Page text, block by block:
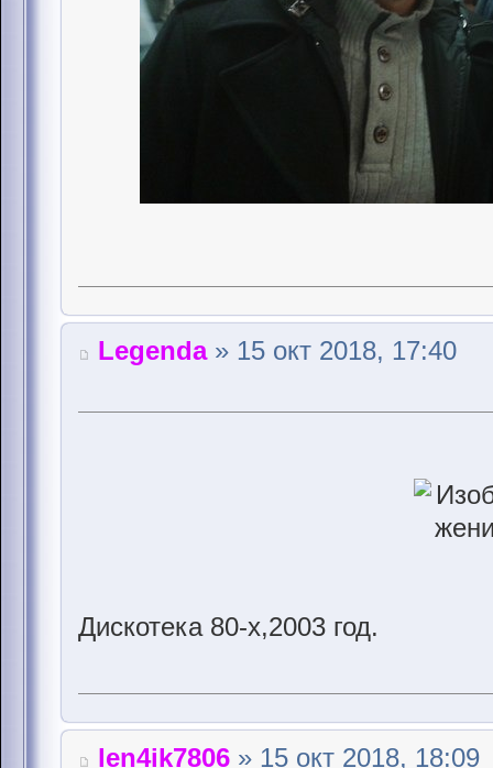
Legenda» 15 окт 2018, 17:40
Дискотека 80-х,2003 год.
len4ik7806 » 15 окт 2018, 18:09